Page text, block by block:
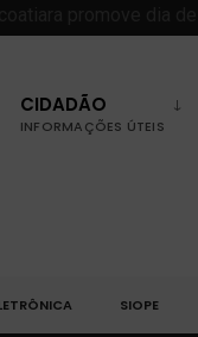
CIDADÃO
INFORMAÇÕES ÚTEIS
SIOPE